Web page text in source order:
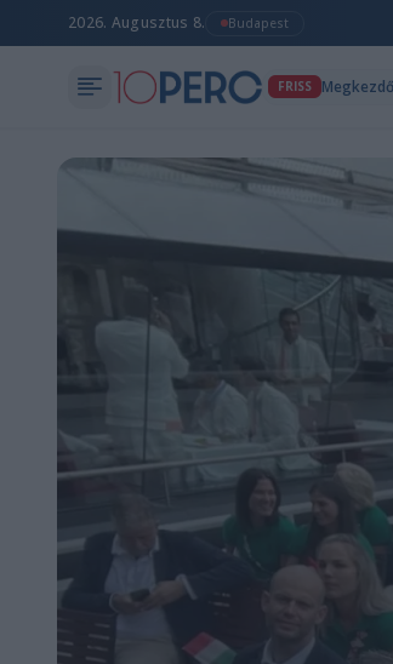
2026. Augusztus 8. Budapest
FRISS